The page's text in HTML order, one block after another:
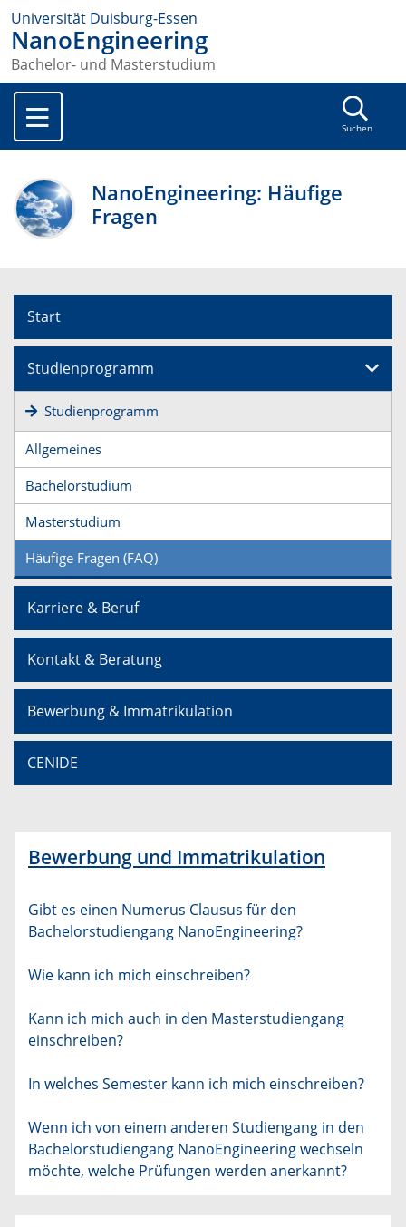
Universität Duisburg-Essen
NanoEngineering
Bachelor- und Masterstudium
Suchen
NanoEngineering: Häufige
Fragen
Start
Studienprogramm
Studienprogramm
Allgemeines
Bachelorstudium
Masterstudium
Häufige Fragen (FAQ)
Karriere & Beruf
Kontakt & Beratung
Bewerbung & Immatrikulation
CENIDE
Bewerbung und Immatrikulation
Gibt es einen Numerus Clausus für den
Bachelorstudiengang NanoEngineering?
Wie kann ich mich einschreiben?
Kann ich mich auch in den Masterstudiengang
einschreiben?
In welches Semester kann ich mich einschreiben?
Wenn ich von einem anderen Studiengang in den
Bachelorstudiengang NanoEngineering wechseln
möchte, welche Prüfungen werden anerkannt?